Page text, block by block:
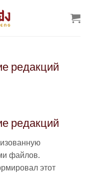
редакций
редакций
файлов.
этот